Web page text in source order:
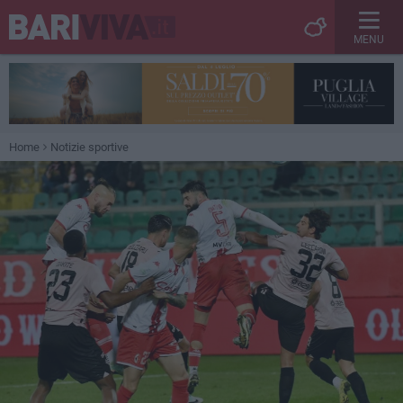
MENU
Home Notizie sportive